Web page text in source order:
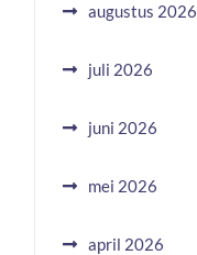
augustus 2026
juli 2026
juni 2026
mei 2026
april 2026